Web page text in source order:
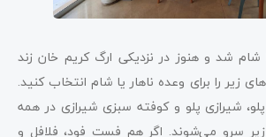
شام شد و هنوز در نزدیکی ارگ کریم خان زند
زیر را برای وعده ناهار یا شام انتخاب کنید.
پلو، شیرازی پلو و کوفته سبزی شیرازی در همه
سرو می‌شوند. اگر هم فست فود، فلافل و